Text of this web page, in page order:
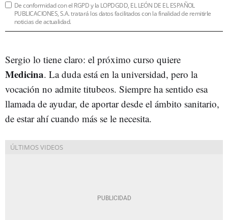
De conformidad con el RGPD y la LOPDGDD, EL LEÓN DE EL ESPAÑOL
PUBLICACIONES, S.A. tratará los datos facilitados con la finalidad de remitirle
noticias de actualidad.
Sergio lo tiene claro: el próximo curso quiere
Medicina. La duda está en la universidad, pero la
vocación no admite titubeos. Siempre ha sentido esa
llamada de ayudar, de aportar desde el ámbito sanitario,
de estar ahí cuando más se le necesita.